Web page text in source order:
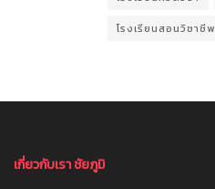
โรงเรียนสอนวิชาชีพ
เกี่ยวกับเรา ชัยภูมิ